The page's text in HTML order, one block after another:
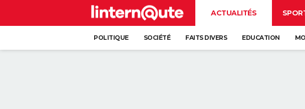
ACTUALITÉS
POLITIQUE SOCIÉTÉ FAITS DIVERS EDUCATION